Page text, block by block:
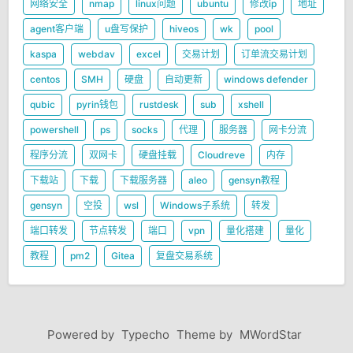
网络安全 nmap linux问题 ubuntu 修改ip 地址
agent客户端 u盘写保护 hiveos wk pool
kaspa webdav excel 交易计划 订单流交易计划
centos SMH 硬盘 自动更新 windows defender
qubic pyrin钱包 rustdesk sub xshell
powershell ps socks 代理 服务器 网卡分流
程序分流 双网卡 硬盘挂载 Cloudreve 内存
下载站 下载 下载服务器 aleo gensyn教程
gensyn 空投 wsl Windows子系统 转发
端口转发 节点转发 端口 vpn 量化搭建 量化
教程 pm2 Gitea 复盘交易系统
Powered by Typecho Theme by MWordStar